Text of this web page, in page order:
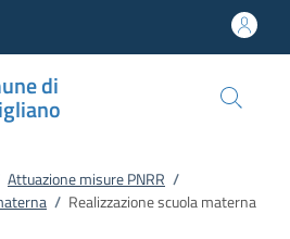
di
Attuazione misure PNRR /
/ Realizzazione scuola materna